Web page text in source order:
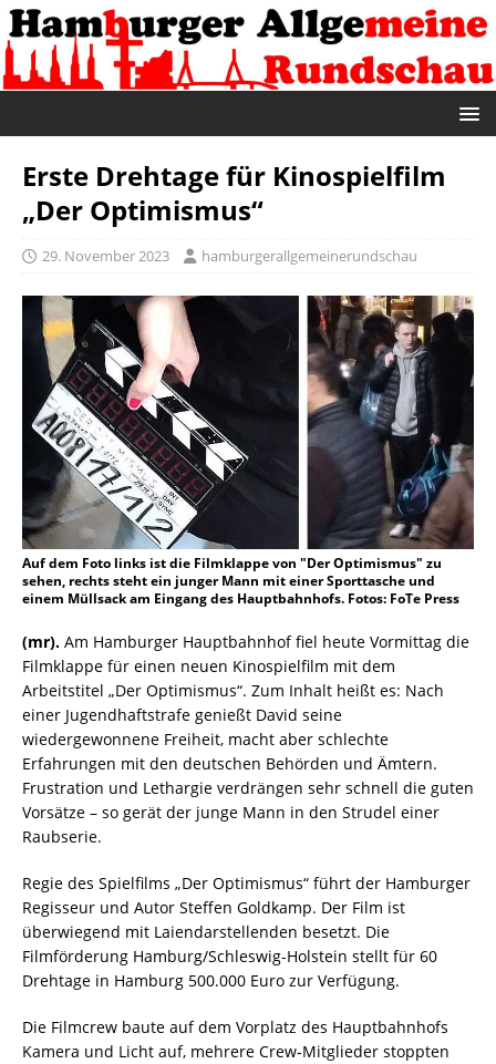
Erste Drehtage für Kinospielfilm
„Der Optimismus“
29. November 2023 hamburgerallgemeinerundschau
Auf dem Foto links ist die Filmklappe von "Der Optimismus" zu
sehen, rechts steht ein junger Mann mit einer Sporttasche und
einem Müllsack am Eingang des Hauptbahnhofs. Fotos: FoTe Press
(mr). Am Hamburger Hauptbahnhof fiel heute Vormittag die
Filmklappe für einen neuen Kinospielfilm mit dem
Arbeitstitel „Der Optimismus“. Zum Inhalt heißt es: Nach
einer Jugendhaftstrafe genießt David seine
wiedergewonnene Freiheit, macht aber schlechte
Erfahrungen mit den deutschen Behörden und Ämtern.
Frustration und Lethargie verdrängen sehr schnell die guten
Vorsätze – so gerät der junge Mann in den Strudel einer
Raubserie.
Regie des Spielfilms „Der Optimismus“ führt der Hamburger
Regisseur und Autor Steffen Goldkamp. Der Film ist
überwiegend mit Laiendarstellenden besetzt. Die
Filmförderung Hamburg/Schleswig-Holstein stellt für 60
Drehtage in Hamburg 500.000 Euro zur Verfügung.
Die Filmcrew baute auf dem Vorplatz des Hauptbahnhofs
Kamera und Licht auf, mehrere Crew-Mitglieder stoppten